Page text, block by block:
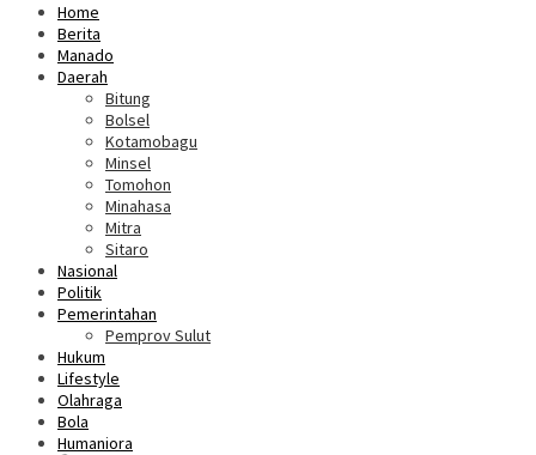
Home
Berita
Manado
Daerah
Bitung
Bolsel
Kotamobagu
Minsel
Tomohon
Minahasa
Mitra
Sitaro
Nasional
Politik
Pemerintahan
Pemprov Sulut
Hukum
Lifestyle
Olahraga
Bola
Humaniora